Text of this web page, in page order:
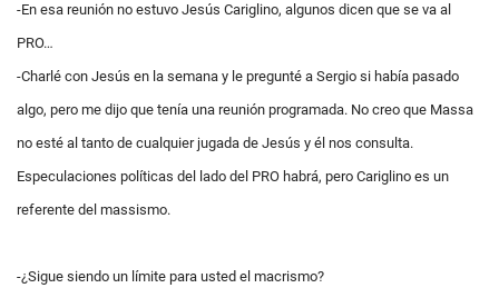
-En esa reunión no estuvo Jesús Cariglino, algunos dicen que se va al
PRO…
-Charlé con Jesús en la semana y le pregunté a Sergio si había pasado
algo, pero me dijo que tenía una reunión programada. No creo que Massa
no esté al tanto de cualquier jugada de Jesús y él nos consulta.
Especulaciones políticas del lado del PRO habrá, pero Cariglino es un
referente del massismo.
-¿Sigue siendo un límite para usted el macrismo?